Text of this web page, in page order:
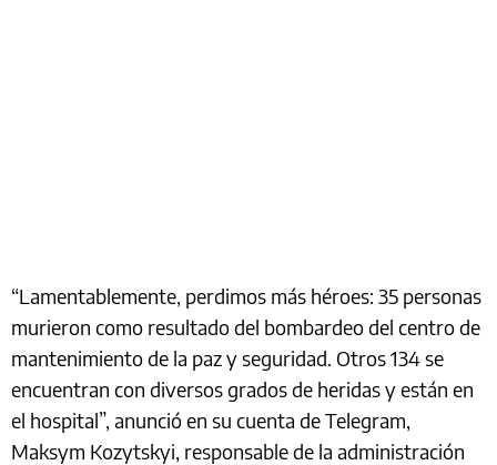
“Lamentablemente, perdimos más héroes: 35 personas
murieron como resultado del bombardeo del centro de
mantenimiento de la paz y seguridad. Otros 134 se
encuentran con diversos grados de heridas y están en
el hospital”, anunció en su cuenta de Telegram,
Maksym Kozytskyi, responsable de la administración